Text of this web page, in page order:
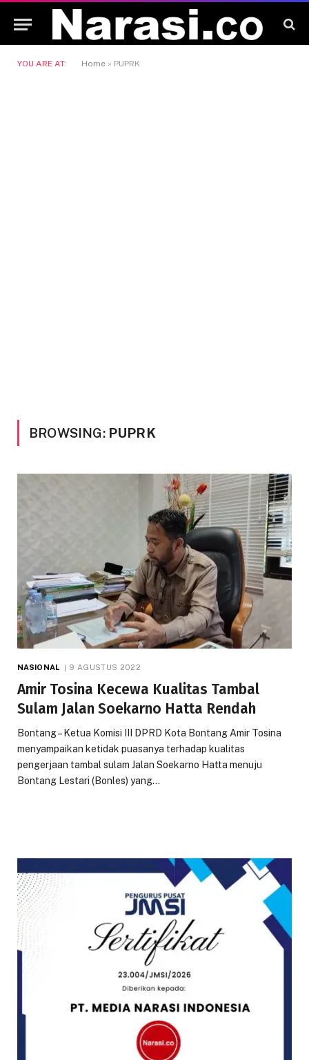
YOU ARE AT: Home » PUPRK
BROWSING: PUPRK
NASIONAL 9 AGUSTUS 2022
Amir Tosina Kecewa Kualitas Tambal
Sulam Jalan Soekarno Hatta Rendah
Bontang – Ketua Komisi III DPRD Kota Bontang Amir Tosina
menyampaikan ketidak puasanya terhadap kualitas
pengerjaan tambal sulam Jalan Soekarno Hatta menuju
Bontang Lestari (Bonles) yang…